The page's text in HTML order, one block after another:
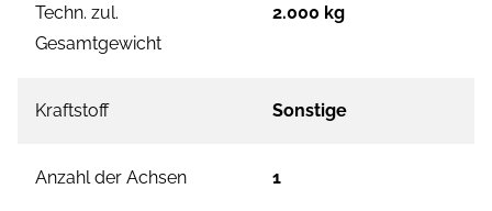
Techn. zul.
Gesamtgewicht
2.000 kg
Kraftstoff Sonstige
Anzahl der Achsen 1